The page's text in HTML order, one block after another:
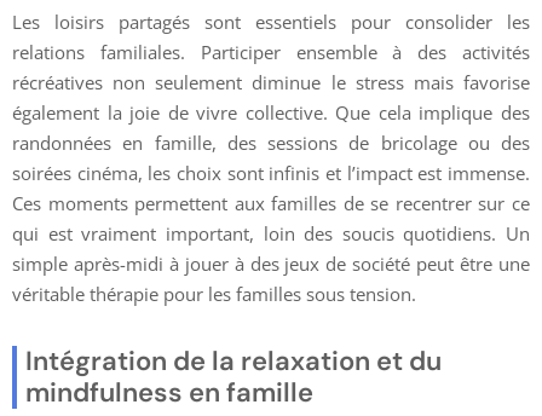
Les loisirs partagés sont essentiels pour consolider les
relations familiales. Participer ensemble à des activités
récréatives non seulement diminue le stress mais favorise
également la joie de vivre collective. Que cela implique des
randonnées en famille, des sessions de bricolage ou des
soirées cinéma, les choix sont infinis et l’impact est immense.
Ces moments permettent aux familles de se recentrer sur ce
qui est vraiment important, loin des soucis quotidiens. Un
simple après-midi à jouer à des jeux de société peut être une
véritable thérapie pour les familles sous tension.
Intégration de la relaxation et du
mindfulness en famille